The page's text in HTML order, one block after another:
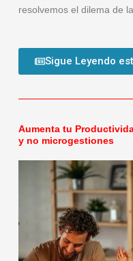
resolvemos el dilema de
Sigue Leyendo
Aumenta tu
y no microgestiones